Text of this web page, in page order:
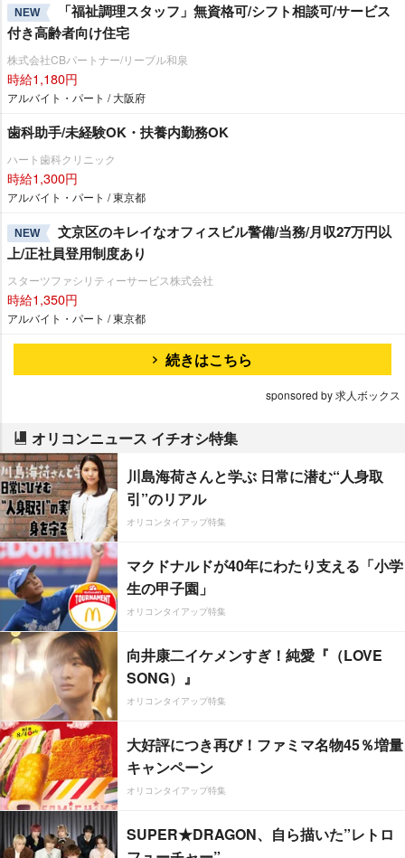
NEW
「福祉調理スタッフ」無資格可/シフト相談可/サービス
付き高齢者向け住宅
株式会社CBパートナー/リーブル和泉
時給1,180円
アルバイト・パート / 大阪府
歯科助手/未経験OK・扶養内勤務OK
ハート歯科クリニック
時給1,300円
アルバイト・パート / 東京都
NEW
文京区のキレイなオフィスビル警備/当務/月収27万円以
上/正社員登用制度あり
スターツファシリティーサービス株式会社
時給1,350円
アルバイト・パート / 東京都
続きはこちら
sponsored by 求人ボックス
オリコンニュース イチオシ特集
川島海荷さんと学ぶ 日常に潜む“人身取
引”のリアル
オリコンタイアップ特集
マクドナルドが40年にわたり支える「小学
生の甲子園」
オリコンタイアップ特集
向井康二イケメンすぎ！純愛『（LOVE
SONG）』
オリコンタイアップ特集
大好評につき再び！ファミマ名物45％増量
キャンペーン
オリコンタイアップ特集
SUPER★DRAGON、自ら描いた”レトロ